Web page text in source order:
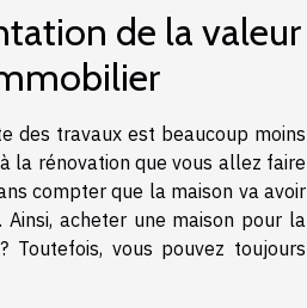
de la valeur
des travaux est beaucoup moins
la rénovation que vous allez faire
compter que la maison va avoir
acheter une maison pour la
vous pouvez toujours